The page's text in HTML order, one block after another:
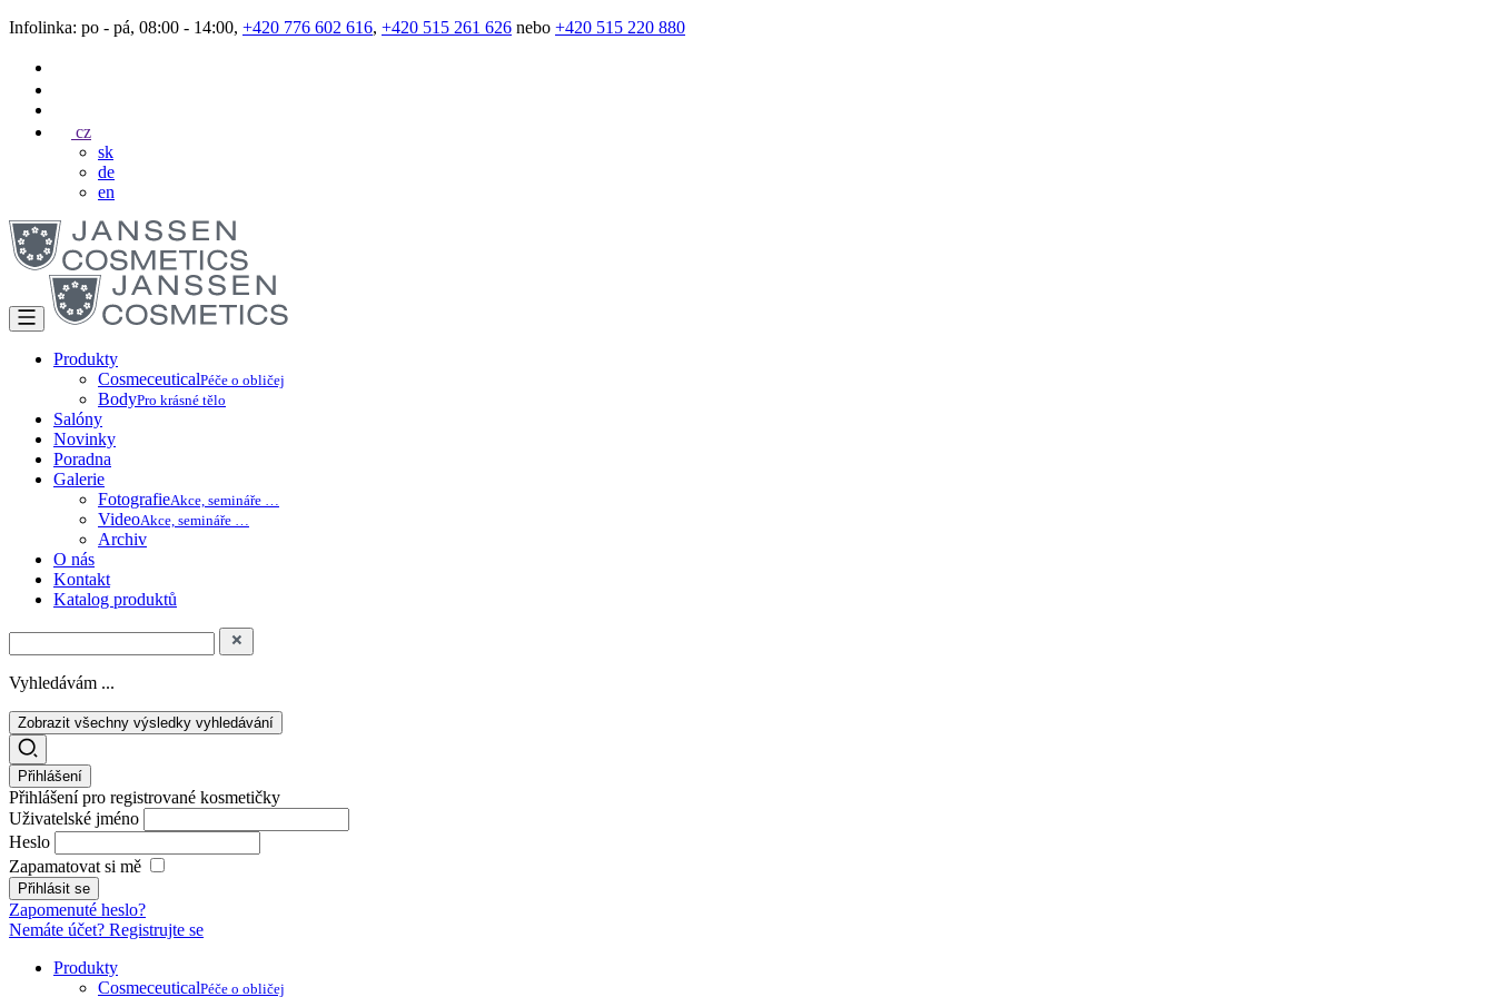
Infolinka: po - pá, 08:00 - 14:00, +420 776 602 616, +420 515 261 626 nebo +420 515 220 880
cz
sk
de
en
Produkty
CosmeceuticalPéče o obličej
BodyPro krásné tělo
Salóny
Novinky
Poradna
Galerie
FotografieAkce, semináře …
VideoAkce, semináře …
Archiv
O nás
Kontakt
Katalog produktů
Vyhledávám ...
Zobrazit všechny výsledky vyhledávání
Přihlášení
Přihlášení pro registrované kosmetičky
Uživatelské jméno
Heslo
Zapamatovat si mě
Zapomenuté heslo?
Nemáte účet? Registrujte se
Produkty
CosmeceuticalPéče o obličej